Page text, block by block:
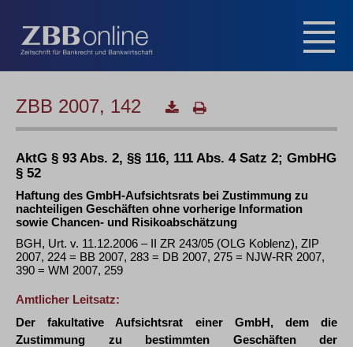
ZBB 2007, 142
AktG § 93 Abs. 2, §§ 116, 111 Abs. 4 Satz 2; GmbHG
§ 52
Haftung des GmbH-Aufsichtsrats bei Zustimmung zu
nachteiligen Geschäften ohne vorherige Information
sowie Chancen- und Risikoabschätzung
BGH, Urt. v. 11.12.2006 – II ZR 243/05 (OLG Koblenz), ZIP
2007, 224 = BB 2007, 283 = DB 2007, 275 = NJW-RR 2007,
390 = WM 2007, 259
Amtlicher Leitsatz:
Der fakultative Aufsichtsrat einer GmbH, dem die
Zustimmung zu bestimmten Geschäften der